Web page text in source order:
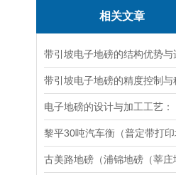
相关文章
电子地磅的设计与加工工艺：